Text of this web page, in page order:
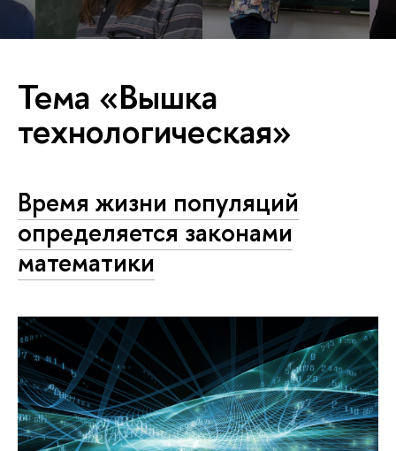
Тема «Вышка
технологическая»
Время жизни популяций
определяется законами
математики